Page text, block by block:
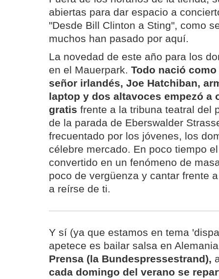
abiertas para dar espacio a
"Desde Bill Clinton a Sting", como
muchos han pasado por aquí.
La novedad de este año para los
en el Mauerpark. Todo nació
señor irlandés, Joe Hatchiban,
laptop y dos altavoces empezó a
gratis frente a la tribuna teatral del
de la parada de Eberswalder
frecuentado por los jóvenes, los
célebre mercado. En poco tiempo
convertido en un fenómeno de
poco de vergüenza y cantar frente
a reírse de ti.
Y sí (ya que estamos en tema
apetece es bailar salsa en
Prensa (la Bundespressestrand),
cada domingo del verano se